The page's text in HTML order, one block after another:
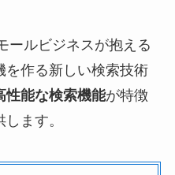
ールビジネスが抱える
を作る新しい検索技術
性能な検索機能が特徴
ます。